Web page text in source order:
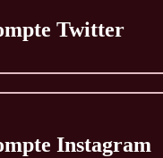
Twitter
Instagram